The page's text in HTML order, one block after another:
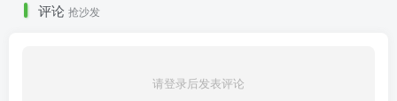
评论 抢沙发
请登录后发表评论